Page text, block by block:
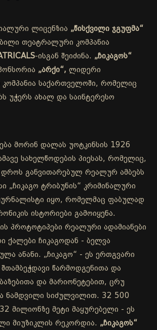
ლიცენზია „წისქვილი ჯგუფმა“
თეატრალური კომპანია
-ისგან შეიძინა. „ჩიკაგოს“
„არქი“, ლიდერი
საქართველოში, რომელიც
უჭერს ახალ და საინტერესო
მორინ დალას უოტკინსის 1926
სახელწოდების პიესას, რომელიც,
დროს განვითარებულ რეალურ ამბებს
„ჩიკაგო ტრიბუნის“ კრიმინალური
იყო, რომელმაც ფაბულად
ისტორიები გამოიყენა.
პროტოტიპები რეალური ადამიანები
ქალები ჩიკაგოდან - ბელვა
ანანი. „ჩიკაგო“ - ეს ერთგვარი
წარმოდგენითა და
და მარიონეტებით, ცრუ
ნამდვილი სიძულვილით. 32 500
მილიონზე მეტი მაყურებელი - ეს
მიუზიკლის რეკორდია. „ჩიკაგოს“